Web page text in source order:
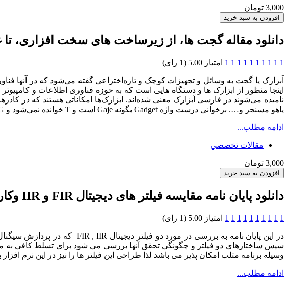
3,000 تومان
دانلود مقاله گجت ها، از زیرساخت های سخت افزاری،
1
1
1
1
1
1
1
1
1
1 امتیاز 5.00 (1 رای)
اَبزارک یا گجت به وسائل و تجهیزات کوچک و تازه‌اختراعی گفته می‌شود که در آنها
نامیده می‌شوند در فارسی اَبزارک معنی شده‌اند. ابزارک‌ها امکاناتی هستند که در
یاهو مسنجر و…. برخوانی درست واژه Gadget بگونه Gaje است و T خوانده نمی‌شود و G هم J خوانده می‌شود.
ادامه مطلب...
مقالات تخصصي
3,000 تومان
دانلود پایان نامه مقایسه فیلتر های دیجیتال FIR و IIR وکاربرد آنها
1
1
1
1
1
1
1
1
1
1 امتیاز 5.00 (1 رای)
سپس ساختارهای دو فیلتر و چگونگی تحقق آنها بررسی می شود برای تسلط کافی به
وسیله برنامه متلب امکان پذیر می باشد لذا طراحی این فیلتر ها را نیز در این نرم
ادامه مطلب...